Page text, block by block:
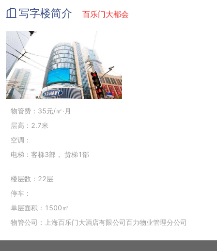
写字楼简介 百乐门大都会
物管费：35元/㎡·月
层高：2.7米
空调：
电梯：客梯3部， 货梯1部
楼层数：22层
停车：
单层面积：1500㎡
物管公司：上海百乐门大酒店有限公司百力物业管理分公司